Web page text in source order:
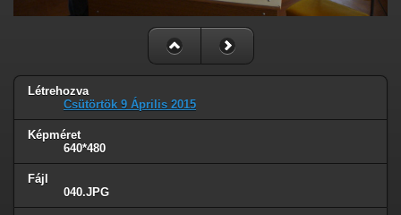
Létrehozva
Csütörtök 9 Április 2015
Képméret
640*480
Fájl
040.JPG